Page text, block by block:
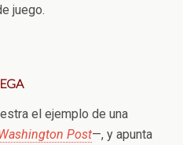
juego.
el ejemplo de una
Post—, y apunta